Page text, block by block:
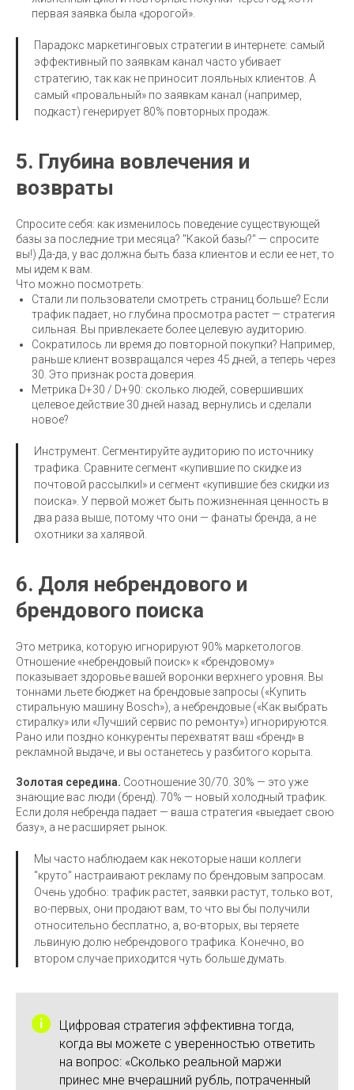
первая заявка была «дорогой».
Парадокс маркетинговых стратегии в интернете: самый
эффективный по заявкам канал часто убивает
стратегию, так как не приносит лояльных клиентов. А
самый «провальный» по заявкам канал (например,
подкаст) генерирует 80% повторных продаж.
5. Глубина вовлечения и
возвраты
Спросите себя: как изменилось поведение существующей
базы за последние три месяца? "Какой базы?" — спросите
вы!) Да-да, у вас должна быть база клиентов и если ее нет, то
мы идем к вам.
Что можно посмотреть:
Стали ли пользователи смотреть страниц больше? Если
трафик падает, но глубина просмотра растет — стратегия
сильная. Вы привлекаете более целевую аудиторию.
Сократилось ли время до повторной покупки? Например,
раньше клиент возвращался через 45 дней, а теперь через
30. Это признак роста доверия.
Метрика D+30 / D+90: сколько людей, совершивших
целевое действие 30 дней назад, вернулись и сделали
новое?
Инструмент. Сегментируйте аудиторию по источнику
трафика. Сравните сегмент «купившие по скидке из
почтовой рассылкиl» и сегмент «купившие без скидки из
поиска». У первой может быть пожизненная ценность в
два раза выше, потому что они — фанаты бренда, а не
охотники за халявой.
6. Доля небрендового и
брендового поиска
Это метрика, которую игнорируют 90% маркетологов.
Отношение «небрендовый поиск» к «брендовому»
показывает здоровье вашей воронки верхнего уровня. Вы
тоннами льете бюджет на брендовые запросы («Купить
стиральную машину Bosch»), а небрендовые («Как выбрать
стиралку» или «Лучший сервис по ремонту») игнорируются.
Рано или поздно конкуренты перехватят ваш «бренд» в
рекламной выдаче, и вы останетесь у разбитого корыта.
Золотая середина. Соотношение 30/70. 30% — это уже
знающие вас люди (бренд). 70% — новый холодный трафик.
Если доля небренда падает — ваша стратегия «выедает свою
базу», а не расширяет рынок.
Мы часто наблюдаем как некоторые наши коллеги
"круто" настраивают рекламу по брендовым запросам.
Очень удобно: трафик растет, заявки растут, только вот,
во-первых, они продают вам, то что вы бы получили
относительно бесплатно, а, во-вторых, вы теряете
львиную долю небрендового трафика. Конечно, во
втором случае приходится чуть больше думать.
Цифровая стратегия эффективна тогда,
когда вы можете с уверенностью ответить
на вопрос: «Сколько реальной маржи
принес мне вчерашний рубль, потраченный
8 800 201 67
87
Обсудить задачу
Разработка Аудиты
Социальные сети Блог
Кейсы Бесплатный аудит